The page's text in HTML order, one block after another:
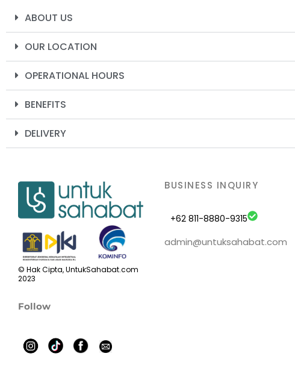
ABOUT US
OUR LOCATION
OPERATIONAL HOURS
BENEFITS
DELIVERY
© Hak Cipta, UntukSahabat.com
2023
Follow
BUSINESS INQUIRY
+62 811-8880-9315
admin@untuksahabat.com